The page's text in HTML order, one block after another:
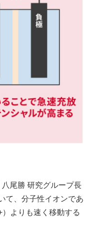
尾勝 研究グループ長
て、分子性イオンであ
よりも速く移動する